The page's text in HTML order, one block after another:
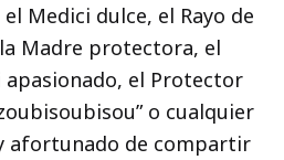
Medici dulce, el Rayo de
Madre protectora, el
el Protector
o cualquier
afortunado de compartir